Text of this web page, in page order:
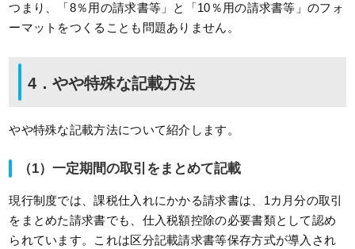
つまり、「8％用の請求書等」と「10％用の請求書等」のフォ
ーマットをつくることも問題ありません。
4．やや特殊な記載方法
やや特殊な記載方法について紹介します。
（1）一定期間の取引をまとめて記載
現行制度では、課税仕入れにかかる請求書は、1カ月分の取引
をまとめた請求書でも、仕入税額控除の必要書類として認め
られています。これは区分記載請求書等保存方式が導入され